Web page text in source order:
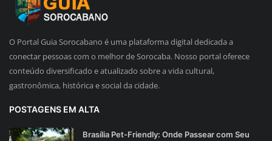
O Portal Guia Sorocabano é uma plataforma digital dedicada a
conectar pessoas com o melhor de Sorocaba. Nosso portal oferece
conteúdo diversificado e atualizado sobre a vida cultural,
gastronômica, histórica e social da cidade.
POSTAGENS EM ALTA
Brasília Pet-Friendly: Onde Passear com Seu